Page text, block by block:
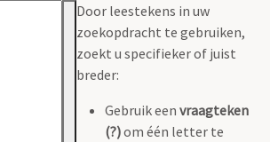
Door leestekens in uw
zoekopdracht te gebruiken,
zoekt u specifieker of juist
breder:
Gebruik een vraagteken
(?)om één letter te